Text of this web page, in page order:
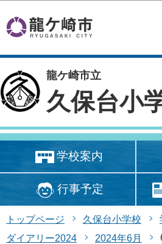
龍ケ崎市立
久保台小
学校案内
行事予定
トップページ 久保台小学校
ダイアリー2024
2024年6月